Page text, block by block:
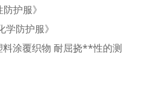
护服》
防护服》
涂覆织物 耐屈挠**性的测